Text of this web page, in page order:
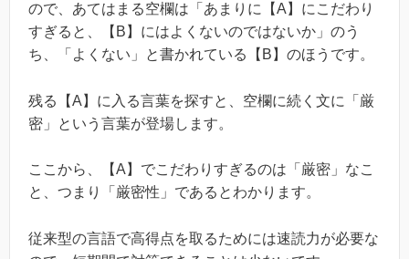
ので、あてはまる空欄は「あまりに【A】にこだわり
すぎると、【B】にはよくないのではないか」のう
ち、「よくない」と書かれている【B】のほうです。
残る【A】に入る言葉を探すと、空欄に続く文に「厳
密」という言葉が登場します。
ここから、【A】でこだわりすぎるのは「厳密」なこ
と、つまり「厳密性」であるとわかります。
従来型の言語で高得点を取るためには速読力が必要な